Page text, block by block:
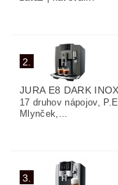
2.
JURA E8 DARK INOX
17 druhov nápojov,
Mlynček,...
3.